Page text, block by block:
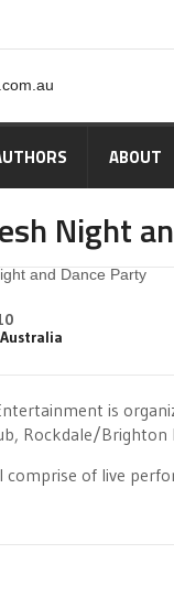
ABOUT
Night
is
Rockdale/Brighton
comprise of live